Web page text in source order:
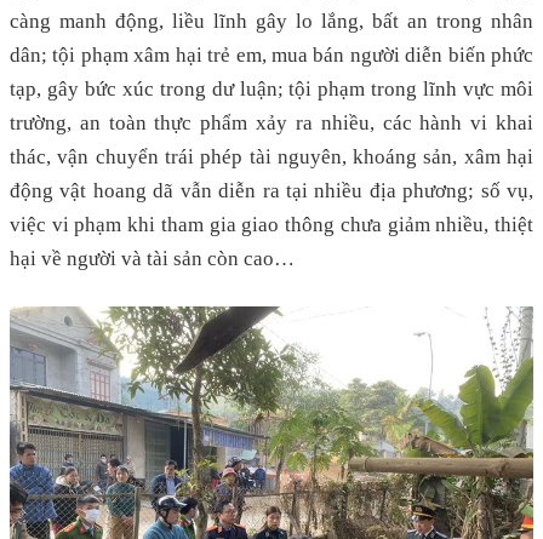
càng manh động, liều lĩnh gây lo lắng, bất an trong nhân
dân; tội phạm xâm hại trẻ em, mua bán người diễn biến phức
tạp, gây bức xúc trong dư luận; tội phạm trong lĩnh vực môi
trường, an toàn thực phẩm xảy ra nhiều, các hành vi khai
thác, vận chuyển trái phép tài nguyên, khoáng sản, xâm hại
động vật hoang dã vẫn diễn ra tại nhiều địa phương; số vụ,
việc vi phạm khi tham gia giao thông chưa giảm nhiều, thiệt
hại về người và tài sản còn cao…